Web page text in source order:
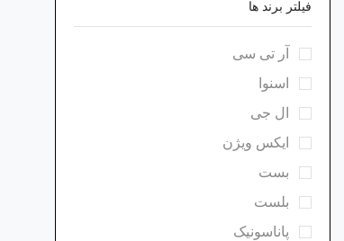
فیلتر برند ها
آر تی سی
اسنوا
ال جی
ایکس ویژن
بست
بلست
پاناسونیک